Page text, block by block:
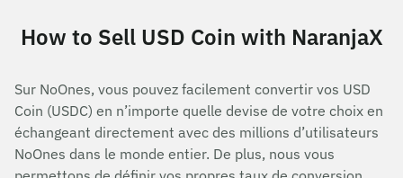
How to Sell USD Coin with NaranjaX
Sur NoOnes, vous pouvez facilement convertir vos USD
Coin (USDC) en n’importe quelle devise de votre choix en
échangeant directement avec des millions d’utilisateurs
NoOnes dans le monde entier. De plus, nous vous